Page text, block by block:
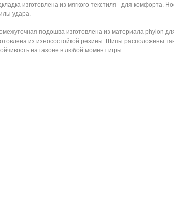
изготовлена из мягкого текстиля - для комфорта.
удара.
подошва изготовлена из материала phylon
из износостойкой резины. Шипы расположены
на газоне в любой момент игры.